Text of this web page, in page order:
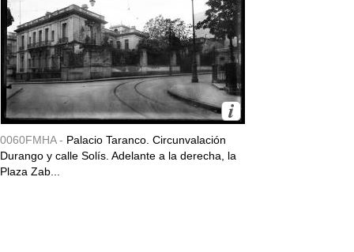
0060FMHA - Palacio Taranco. Circunvalación
Durango y calle Solís. Adelante a la derecha, la
Plaza Zab...